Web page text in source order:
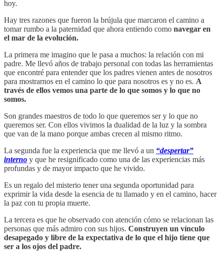
hoy.
Hay tres razones que fueron la brújula que marcaron el camino a
tomar rumbo a la paternidad que ahora entiendo como navegar en
el mar de la evolución.
La primera me imagino que le pasa a muchos: la relación con mi
padre. Me llevó años de trabajo personal con todas las herramientas
que encontré para entender que los padres vienen antes de nosotros
para mostrarnos en el camino lo que para nosotros es y no es. A
través de ellos vemos una parte de lo que somos y lo que no
somos.
Son grandes maestros de todo lo que queremos ser y lo que no
queremos ser. Con ellos vivimos la dualidad de la luz y la sombra
que van de la mano porque ambas crecen al mismo ritmo.
La segunda fue la experiencia que me llevó a un “despertar”
interno y que he resignificado como una de las experiencias más
profundas y de mayor impacto que he vivido.
Es un regalo del misterio tener una segunda oportunidad para
exprimir la vida desde la esencia de tu llamado y en el camino, hacer
la paz con tu propia muerte.
La tercera es que he observado con atención cómo se relacionan las
personas que más admiro con sus hijos. Construyen un vínculo
desapegado y libre de la expectativa de lo que el hijo tiene que
ser a los ojos del padre.